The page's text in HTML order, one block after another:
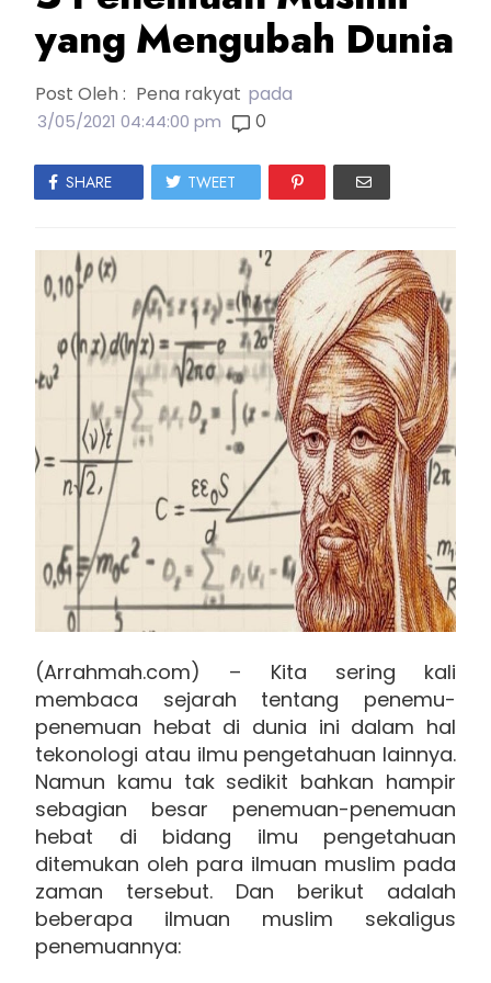
yang Mengubah Dunia
Post Oleh : Pena rakyat pada
3/05/2021 04:44:00 pm 0
SHARE TWEET
(Arrahmah.com) – Kita sering kali
membaca sejarah tentang penemu-
penemuan hebat di dunia ini dalam hal
tekonologi atau ilmu pengetahuan lainnya.
Namun kamu tak sedikit bahkan hampir
sebagian besar penemuan-penemuan
hebat di bidang ilmu pengetahuan
ditemukan oleh para ilmuan muslim pada
zaman tersebut. Dan berikut adalah
beberapa ilmuan muslim sekaligus
penemuannya: